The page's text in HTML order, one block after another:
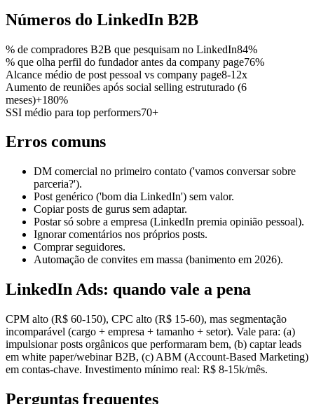
Números do LinkedIn B2B
% de compradores B2B que pesquisam no LinkedIn84%
% que olha perfil do fundador antes da company page76%
Alcance médio de post pessoal vs company page8-12x
Aumento de reuniões após social selling estruturado (6
meses)+180%
SSI médio para top performers70+
Erros comuns
DM comercial no primeiro contato ('vamos conversar sobre
parceria?').
Post genérico ('bom dia LinkedIn') sem valor.
Copiar posts de gurus sem adaptar.
Postar só sobre a empresa (LinkedIn premia opinião pessoal).
Ignorar comentários nos próprios posts.
Comprar seguidores.
Automação de convites em massa (banimento em 2026).
LinkedIn Ads: quando vale a pena
CPM alto (R$ 60-150), CPC alto (R$ 15-60), mas segmentação
incomparável (cargo + empresa + tamanho + setor). Vale para: (a)
impulsionar posts orgânicos que performaram bem, (b) captar leads
em white paper/webinar B2B, (c) ABM (Account-Based Marketing)
em contas-chave. Investimento mínimo real: R$ 8-15k/mês.
Perguntas frequentes